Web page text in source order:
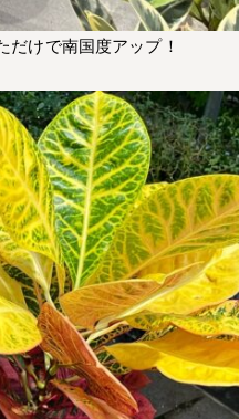
けで南国度アップ！